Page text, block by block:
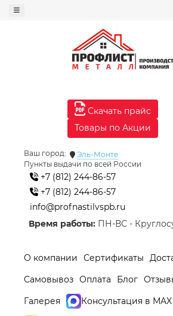
Скачать прайс
Товары по Акции
Ваш город:
Эль-Монте
Пункты выдачи по всей России
+7 (812) 244-86-57
+7 (812) 244-86-57
info@profnastilvspb.ru
Время работы: ПН-ВС -
О компании Сертификаты
Самовывоз Оплата Блог
Галерея
Консультация в MAX